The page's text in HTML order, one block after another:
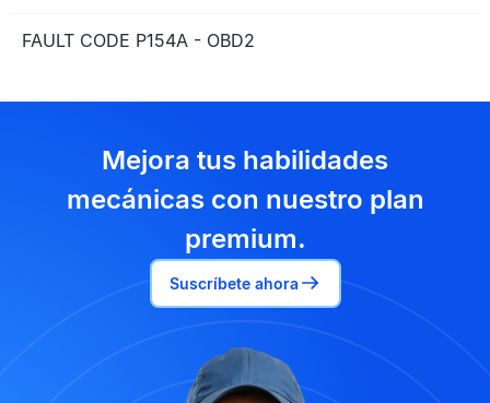
FAULT CODE P154A - OBD2
Mejora tus habilidades
mecánicas con nuestro plan
premium.
Suscríbete ahora